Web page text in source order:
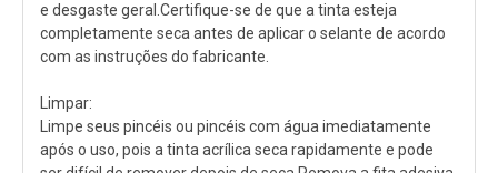
e desgaste geral.Certifique-se de que a tinta esteja
completamente seca antes de aplicar o selante de acordo
com as instruções do fabricante.
Limpar:
Limpe seus pincéis ou pincéis com água imediatamente
após o uso, pois a tinta acrílica seca rapidamente e pode